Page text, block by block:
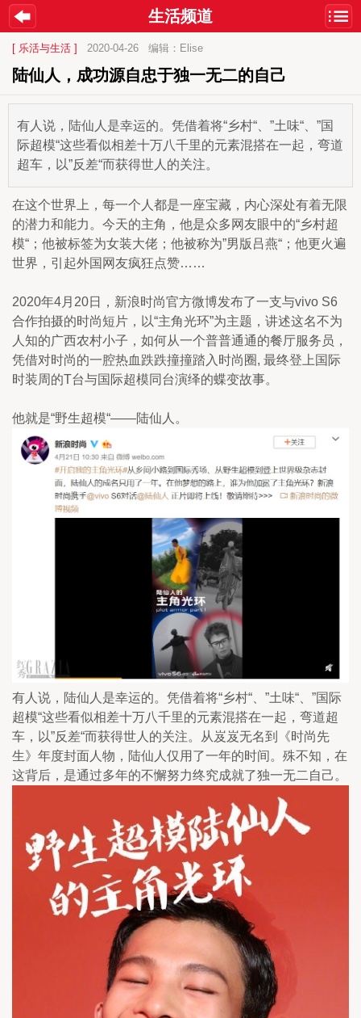
生活频道
[ 乐活与生活 ] 2020-04-26 编辑：Elise
陆仙人，成功源自忠于独一无二的自己
有人说，陆仙人是幸运的。凭借着将“乡村“、”土味“、”国
际超模“这些看似相差十万八千里的元素混搭在一起，弯道
超车，以”反差“而获得世人的关注。
在这个世界上，每一个人都是一座宝藏，内心深处有着无限
的潜力和能力。今天的主角，他是众多网友眼中的“乡村超
模“；他被标签为女装大佬；他被称为”男版吕燕“；他更火遍
世界，引起外国网友疯狂点赞……
2020年4月20日，新浪时尚官方微博发布了一支与vivo S6
合作拍摄的时尚短片，以“主角光环”为主题，讲述这名不为
人知的广西农村小子，如何从一个普普通通的餐厅服务员，
凭借对时尚的一腔热血跌跌撞撞踏入时尚圈, 最终登上国际
时装周的T台与国际超模同台演绎的蝶变故事。
他就是“野生超模“——陆仙人。
有人说，陆仙人是幸运的。凭借着将“乡村“、”土味“、”国际
超模“这些看似相差十万八千里的元素混搭在一起，弯道超
车，以”反差“而获得世人的关注。从岌岌无名到《时尚先
生》年度封面人物，陆仙人仅用了一年的时间。殊不知，在
这背后，是通过多年的不懈努力终究成就了独一无二自己。